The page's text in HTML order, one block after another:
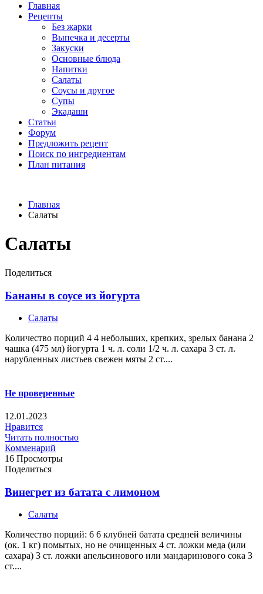
Главная
Рецепты
Без жарки
Выпечка и десерты
Закуски
Основные блюда
Напитки
Салаты
Соусы и другое
Супы
Экадаши
Статьи
Форум
Предложить рецепт
Поиск по ингредиентам
План питания
Главная
Салаты
Салаты
Поделиться
Бананы в соусе из йогурта
Салаты
Количество порций 4 4 небольших, крепких, зрелых банана 2
чашка (475 мл) йогурта 1 ч. л. соли 1/2 ч. л. сахара 3 ст. л.
нарубленных листьев свежен мяты 2 ст....
Не проверенные
12.01.2023
Нравится
Читать полностью
Комменарий
16 Просмотры
Поделиться
Винегрет из батата с лимоном
Салаты
Количество порций: 6 6 клубней батата средней величины
(ок. 1 кг) помытых, но не очищенных 4 ст. ложки меда (или
сахара) 3 ст. ложки апельсинового или мандаринового сока 3
ст....